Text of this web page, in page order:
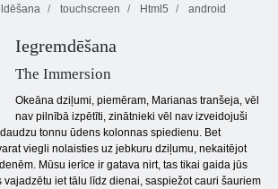
touchscreen Html5 android
Iegremdēšana
The Immersion
Okeāna dziļumi, piemēram, Marianas tranšeja, vēl
nav pilnībā izpētīti, zinātnieki vēl nav izveidojuši
tonnu ūdens kolonnas spiedienu. Bet
viegli nolaisties uz jebkuru dziļumu, nekaitējot
Mūsu ierīce ir gatava nirt, tas tikai gaida jūs
vajadzētu iet tālu līdz dienai, saspiežot cauri šauriem